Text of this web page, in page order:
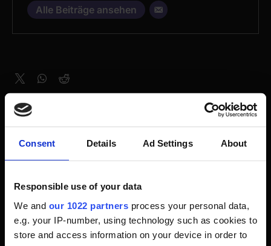
Consent Details Ad Settings About
Responsible use of your data
We and our 1022 partners process your personal data,
e.g. your IP-number, using technology such as cookies to
store and access information on your device in order to
Alle Beiträge ansehen